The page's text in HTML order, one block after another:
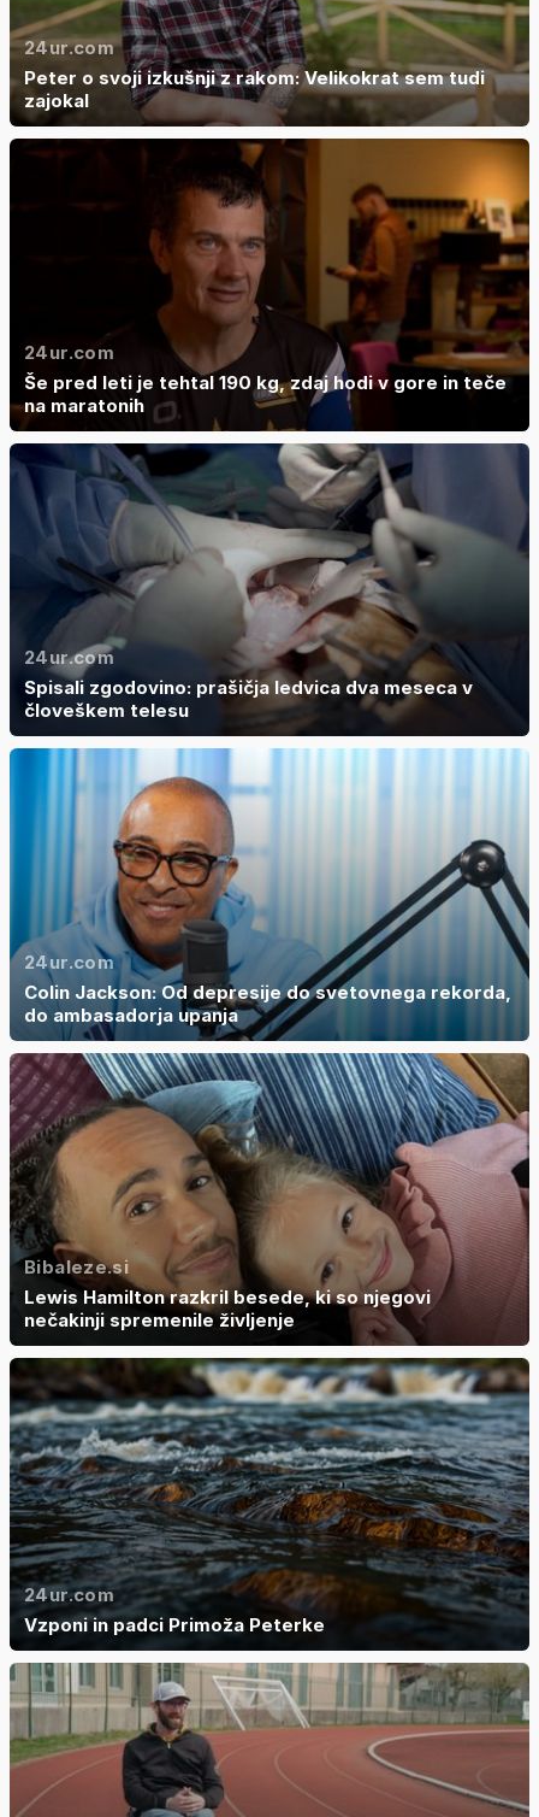
24ur.com
Peter o svoji izkušnji z rakom: Velikokrat sem tudi
zajokal
24ur.com
Še pred leti je tehtal 190 kg, zdaj hodi v gore in teče
na maratonih
24ur.com
Spisali zgodovino: prašičja ledvica dva meseca v
človeškem telesu
24ur.com
Colin Jackson: Od depresije do svetovnega rekorda,
do ambasadorja upanja
Bibaleze.si
Lewis Hamilton razkril besede, ki so njegovi
nečakinji spremenile življenje
24ur.com
Vzponi in padci Primoža Peterke